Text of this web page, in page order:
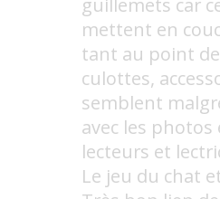
guillemets car
mettent en
tant au point
culottes,
semblent
avec les
lecteurs et
Le jeu du chat